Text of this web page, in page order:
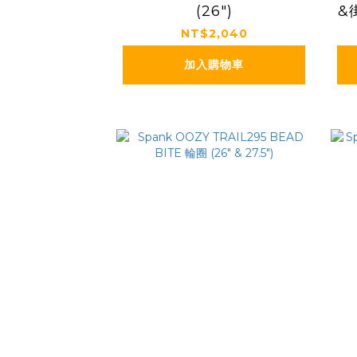
(26")
NT$2,040
加入購物車
&